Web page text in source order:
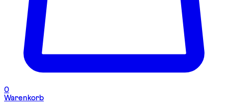
0
Warenkorb